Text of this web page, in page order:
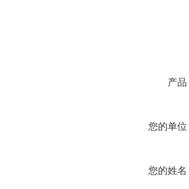
产品
您的单位
您的姓名